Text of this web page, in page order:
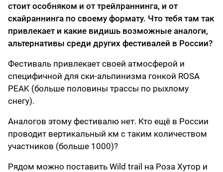
стоит особняком и от трейлраннинга, и от
скайраннинга по своему формату. Что тебя там так
привлекает и какие видишь возможные аналоги,
альтернативы среди других фестивалей в России?
Фестиваль привлекает своей атмосферой и
специфичной для ски-альпинизма гонкой ROSA
PEAK (больше половины трассы по рыхлому
снегу).
Аналогов этому фестивалю нет. Кто ещё в России
проводит вертикальный км с таким количеством
участников (больше 1000)?
Рядом можно поставить Wild trail на Роза Хутор и